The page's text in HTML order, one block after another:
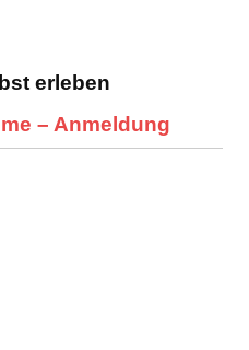
erleben
– Anmeldung